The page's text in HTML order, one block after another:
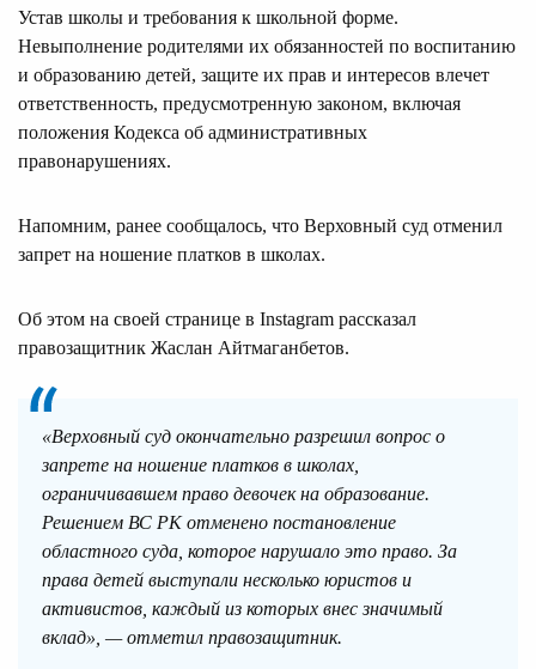
Устав школы и требования к школьной форме.
Невыполнение родителями их обязанностей по воспитанию
и образованию детей, защите их прав и интересов влечет
ответственность, предусмотренную законом, включая
положения Кодекса об административных
правонарушениях.
Напомним, ранее сообщалось, что Верховный суд отменил
запрет на ношение платков в школах.
Об этом на своей странице в Instagram рассказал
правозащитник Жаслан Айтмаганбетов.
«Верховный суд окончательно разрешил вопрос о
запрете на ношение платков в школах,
ограничивавшем право девочек на образование.
Решением ВС РК отменено постановление
областного суда, которое нарушало это право. За
права детей выступали несколько юристов и
активистов, каждый из которых внес значимый
вклад», — отметил правозащитник.